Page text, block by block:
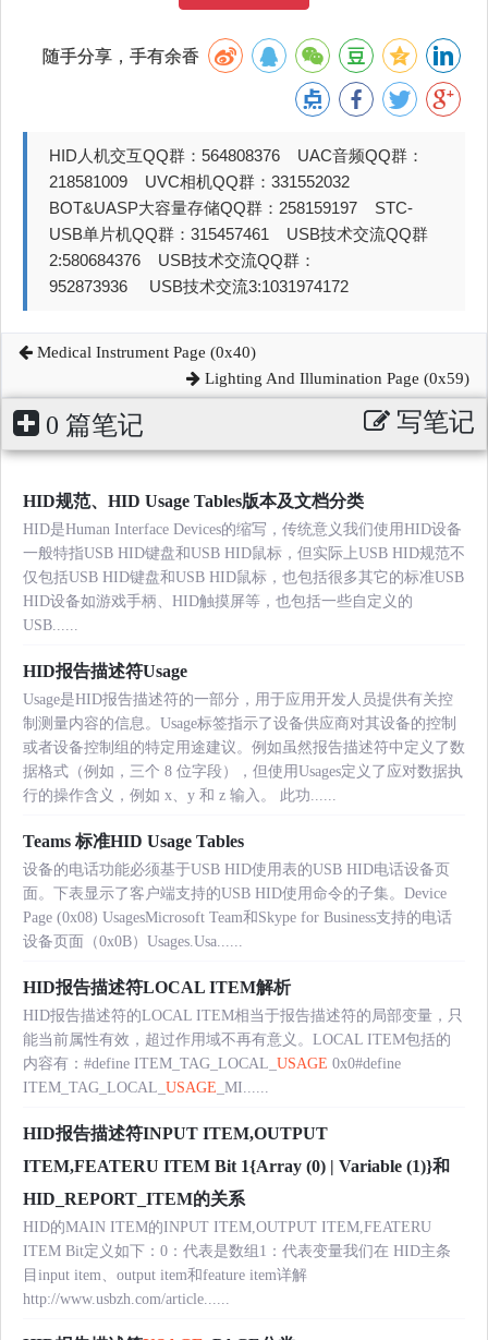
随手分享，手有余香
HID人机交互QQ群：564808376 UAC音频QQ群：
218581009 UVC相机QQ群：331552032
BOT&UASP大容量存储QQ群：258159197 STC-
USB单片机QQ群：315457461 USB技术交流QQ群
2:580684376 USB技术交流QQ群：
952873936 USB技术交流3:1031974172
Medical Instrument Page (0x40)
Lighting And Illumination Page (0x59)
0 篇笔记 写笔记
HID规范、HID Usage Tables版本及文档分类
HID是Human Interface Devices的缩写，传统意义我们使用HID设备
一般特指USB HID键盘和USB HID鼠标，但实际上USB HID规范不
仅包括USB HID键盘和USB HID鼠标，也包括很多其它的标准USB
HID设备如游戏手柄、HID触摸屏等，也包括一些自定义的
USB......
HID报告描述符Usage
Usage是HID报告描述符的一部分，用于应用开发人员提供有关控
制测量内容的信息。Usage标签指示了设备供应商对其设备的控制
或者设备控制组的特定用途建议。例如虽然报告描述符中定义了数
据格式（例如，三个 8 位字段），但使用Usages定义了应对数据执
行的操作含义，例如 x、y 和 z 输入。 此功......
Teams 标准HID Usage Tables
设备的电话功能必须基于USB HID使用表的USB HID电话设备页
面。下表显示了客户端支持的USB HID使用命令的子集。Device
Page (0x08) UsagesMicrosoft Team和Skype for Business支持的电话
设备页面（0x0B）Usages.Usa......
HID报告描述符LOCAL ITEM解析
HID报告描述符的LOCAL ITEM相当于报告描述符的局部变量，只
能当前属性有效，超过作用域不再有意义。LOCAL ITEM包括的
内容有：#define ITEM_TAG_LOCAL_ USAGE 0x0#define
ITEM_TAG_LOCAL_ USAGE _MI......
HID报告描述符INPUT ITEM,OUTPUT
ITEM,FEATERU ITEM Bit 1{Array (0) | Variable (1)}和
HID_REPORT_ITEM的关系
HID的MAIN ITEM的INPUT ITEM,OUTPUT ITEM,FEATERU
ITEM Bit定义如下：0：代表是数组1：代表变量我们在 HID主条
目input item、output item和feature item详解
http://www.usbzh.com/article......